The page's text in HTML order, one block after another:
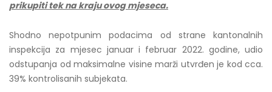
prikupiti tek na kraju ovog mjeseca.
Shodno nepotpunim podacima od strane kantonalnih
inspekcija za mjesec januar i februar 2022. godine, udio
odstupanja od maksimalne visine marži utvrđen je kod cca.
39% kontrolisanih subjekata.